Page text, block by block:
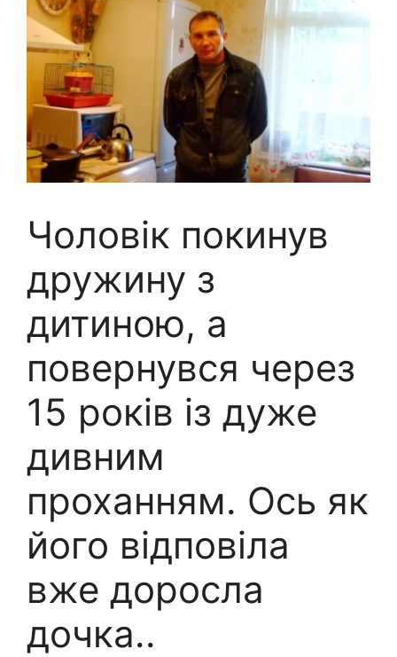
Чоловік покинув
дружину з
дитиною, а
повернувся через
15 років із дуже
дивним
проханням. Ось як
його відповіла
вже доросла
дочка..